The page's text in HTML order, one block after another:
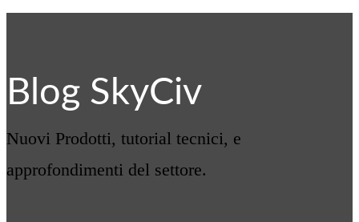
Blog SkyCiv
Nuovi Prodotti, tutorial tecnici, e
approfondimenti del settore.